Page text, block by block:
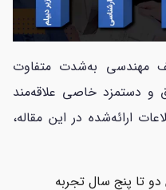
مهندسی به‌شدت متفاوت
دستمزد خاصی علاقه‌مند
ارائه‌شده در این مقاله،
دو تا پنج سال تجربه